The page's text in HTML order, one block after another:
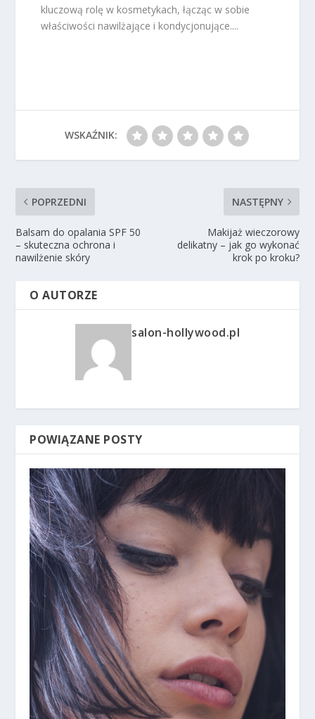
kluczową rolę w kosmetykach, łącząc w sobie
właściwości nawilżające i kondycjonujące....
WSKAŹNIK:
POPRZEDNI
Balsam do opalania SPF 50
– skuteczna ochrona i
nawilżenie skóry
NASTĘPNY
Makijaż wieczorowy
delikatny – jak go wykonać
krok po kroku?
O AUTORZE
salon-hollywood.pl
POWIĄZANE POSTY